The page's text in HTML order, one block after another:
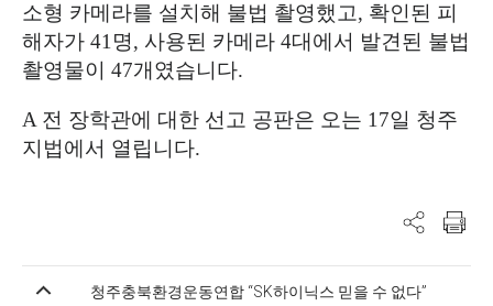
소형 카메라를 설치해 불법 촬영했고, 확인된 피
해자가 41명, 사용된 카메라 4대에서 발견된 불법
촬영물이 47개였습니다.
A 전 장학관에 대한 선고 공판은 오는 17일 청주
지법에서 열립니다.
청주충북환경운동연합 “SK하이닉스 믿을 수 없다”